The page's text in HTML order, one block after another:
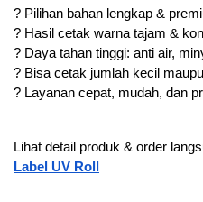
? Pilihan bahan lengkap &
? Hasil cetak warna tajam &
? Daya tahan tinggi: anti air,
? Bisa cetak jumlah kecil
? Layanan cepat, mudah, dan
Lihat detail produk & order
Label UV Roll